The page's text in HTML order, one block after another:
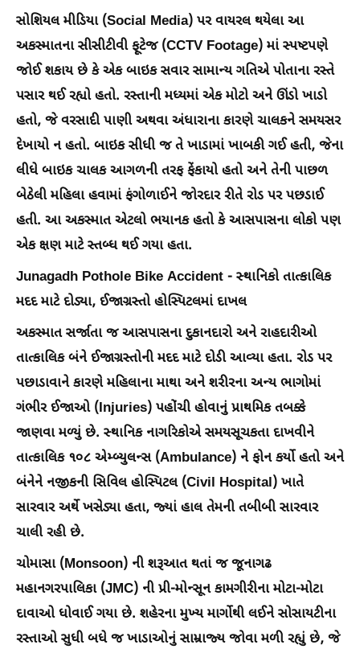
સોશિયલ મીડિયા (Social Media) પર વાયરલ થયેલા આ
અકસ્માતના સીસીટીવી ફૂટેજ (CCTV Footage) માં સ્પષ્ટપણે
જોઈ શકાય છે કે એક બાઇક સવાર સામાન્ય ગતિએ પોતાના રસ્તે
પસાર થઈ રહ્યો હતો. રસ્તાની મધ્યમાં એક મોટો અને ઊંડો ખાડો
હતો, જે વરસાદી પાણી અથવા અંધારાના કારણે ચાલકને સમયસર
દેખાયો ન હતો. બાઇક સીધી જ તે ખાડામાં ખાબકી ગઈ હતી, જેના
લીધે બાઇક ચાલક આગળની તરફ ફેંકાયો હતો અને તેની પાછળ
બેઠેલી મહિલા હવામાં ફંગોળાઈને જોરદાર રીતે રોડ પર પછડાઈ
હતી. આ અકસ્માત એટલો ભયાનક હતો કે આસપાસના લોકો પણ
એક ક્ષણ માટે સ્તબ્ધ થઈ ગયા હતા.
Junagadh Pothole Bike Accident - સ્થાનિકો તાત્કાલિક
મદદ માટે દોડ્યા, ઈજાગ્રસ્તો હોસ્પિટલમાં દાખલ
અકસ્માત સર્જાતા જ આસપાસના દુકાનદારો અને રાહદારીઓ
તાત્કાલિક બંને ઈજાગ્રસ્તોની મદદ માટે દોડી આવ્યા હતા. રોડ પર
પછાડાવાને કારણે મહિલાના માથા અને શરીરના અન્ય ભાગોમાં
ગંભીર ઈજાઓ (Injuries) પહોંચી હોવાનું પ્રાથમિક તબક્કે
જાણવા મળ્યું છે. સ્થાનિક નાગરિકોએ સમયસૂચકતા દાખવીને
તાત્કાલિક ૧૦૮ એમ્બ્યુલન્સ (Ambulance) ને ફોન કર્યો હતો અને
બંનેને નજીકની સિવિલ હોસ્પિટલ (Civil Hospital) ખાતે
સારવાર અર્થે ખસેડ્યા હતા, જ્યાં હાલ તેમની તબીબી સારવાર
ચાલી રહી છે.
ચોમાસા (Monsoon) ની શરૂઆત થતાં જ જૂનાગઢ
મહાનગરપાલિકા (JMC) ની પ્રી-મોન્સૂન કામગીરીના મોટા-મોટા
દાવાઓ ધોવાઈ ગયા છે. શહેરના મુખ્ય માર્ગોથી લઈને સોસાયટીના
રસ્તાઓ સુધી બધે જ ખાડાઓનું સામ્રાજ્ય જોવા મળી રહ્યું છે, જે